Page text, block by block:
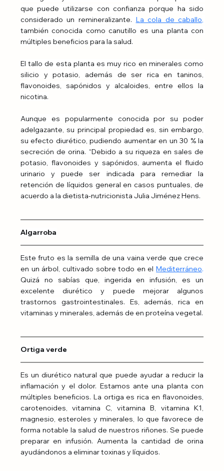
que puede utilizarse con confianza porque ha sido
considerado un remineralizante. La cola de caballo,
también conocida como canutillo es una planta con
múltiples beneficios para la salud.
El tallo de esta planta es muy rico en minerales como
silicio y potasio, además de ser rica en taninos,
flavonoides, sapónidos y alcaloides, entre ellos la
nicotina.
Aunque es popularmente conocida por su poder
adelgazante, su principal propiedad es, sin embargo,
su efecto diurético, pudiendo aumentar en un 30 % la
secreción de orina. “Debido a su riqueza en sales de
potasio, flavonoides y sapónidos, aumenta el fluido
urinario y puede ser indicada para remediar la
retención de líquidos general en casos puntuales, de
acuerdo a la dietista-nutricionista Julia Jiménez Hens.
Algarroba
Este fruto es la semilla de una vaina verde que crece
en un árbol, cultivado sobre todo en el Mediterráneo.
Quizá no sabías que, ingerida en infusión, es un
excelente diurético y puede mejorar algunos
trastornos gastrointestinales. Es, además, rica en
vitaminas y minerales, además de en proteína vegetal.
Ortiga verde
Es un diurético natural que puede ayudar a reducir la
inflamación y el dolor. Estamos ante una planta con
múltiples beneficios. La ortiga es rica en flavonoides,
carotenoides, vitamina C, vitamina B, vitamina K1,
magnesio, esteroles y minerales, lo que favorece de
forma notable la salud de nuestros riñones. Se puede
preparar en infusión. Aumenta la cantidad de orina
ayudándonos a eliminar toxinas y líquidos.